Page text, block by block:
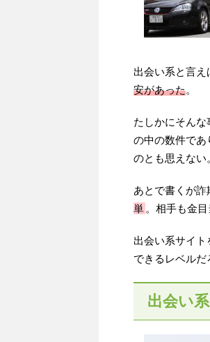
出会い系と言
安があった。
たしかにそん
の中の数件であ
のとも思えない
あとで書くが
単 。相手も金
出会い系サイト
できるレベルだ
出会い